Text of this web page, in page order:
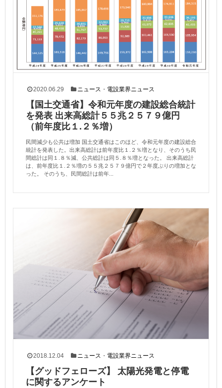
2020.06.29 ニュース ・ 電設業界ニュース
【国土交通省】令和元年度の建設総合統計
を発表 出来高総計５５兆２５７９億円
（前年度比１.２％増）
民間減少も公共は増加 国土交通省はこのほど、令和元年度の建設総合
統計を発表した。出来高総計は前年度比１.２％増となり、そのうち民
間総計は同１.８％減、公共総計は同５.８％増となった。 出来高総計
は、前年度比１.２％増の５５兆２５７９億円で２年度ぶりの増加とな
った。 そのうち、民間総計は前年...
2018.12.04 ニュース ・ 電設業界ニュース
【グッドフェローズ】 太陽光発電と停電
に関するアンケート